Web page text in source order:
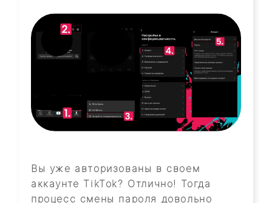
Вы уже авторизованы в своем
аккаунте TikTok? Отлично! Тогда
процесс смены пароля довольно